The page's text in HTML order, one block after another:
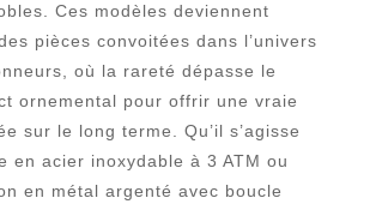
Ces modèles deviennent
pièces convoitées dans l’univers
où la rareté dépasse le
ornemental pour offrir une vraie
sur le long terme. Qu’il s’agisse
en acier inoxydable à 3 ATM ou
en métal argenté avec boucle